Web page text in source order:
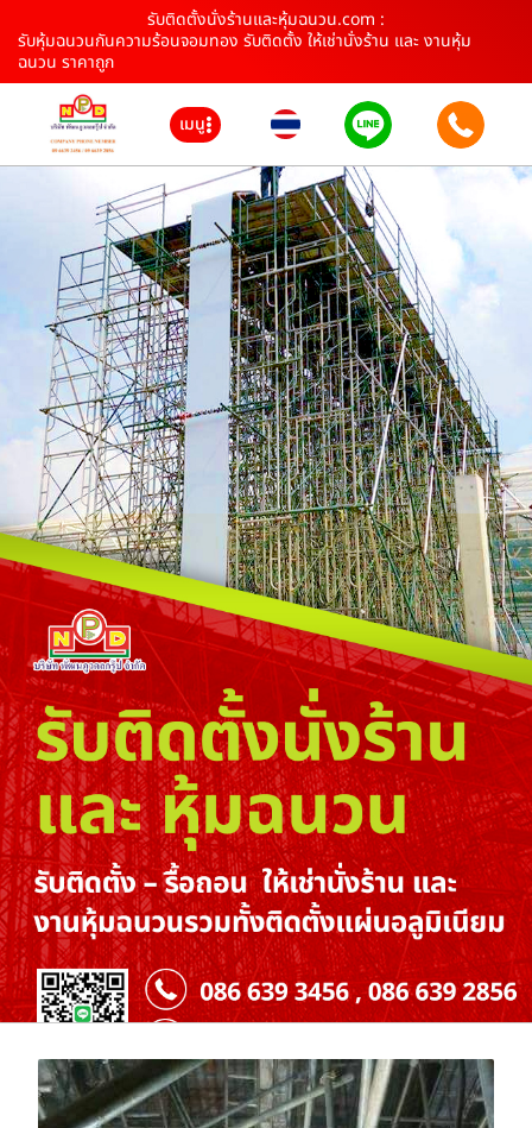
รับติดตั้งนั่งร้านและหุ้มฉนวน.com :
รับหุ้มฉนวนกันความร้อนจอมทอง รับติดตั้ง ให้เช่านั่งร้าน และ งานหุ้ม
ฉนวน ราคาถูก
เมนู